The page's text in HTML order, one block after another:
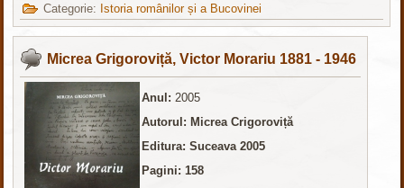
Categorie: Istoria românilor și a Bucovinei
Micrea Grigoroviță, Victor Morariu 1881 - 1946
Anul:2005
Autorul: Micrea Crigoroviță
Editura: Suceava 2005
Pagini: 158